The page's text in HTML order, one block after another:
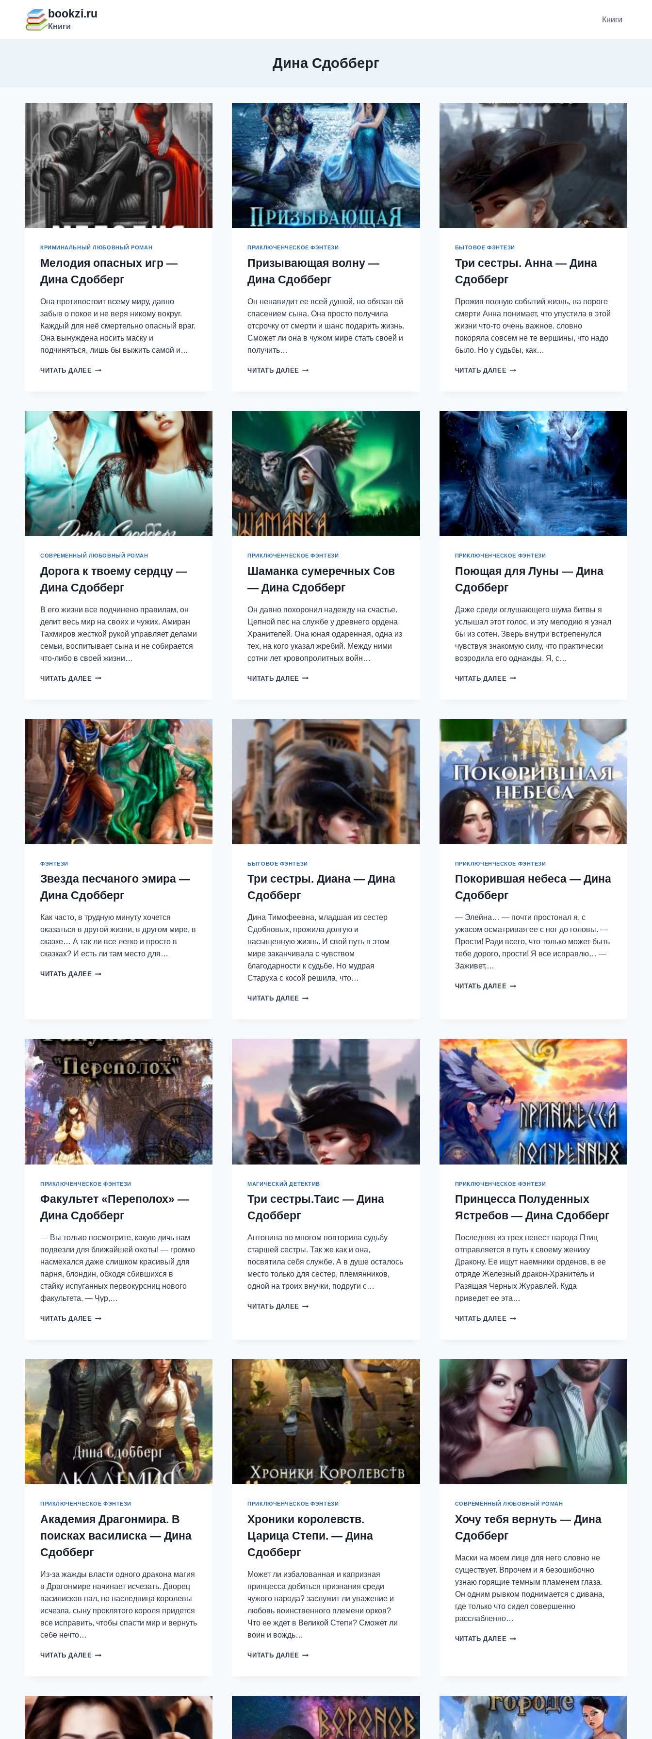
содержимому
bookzi.ru
Книги
Книги
Дина Сдобберг
КРИМИНАЛЬНЫЙ ЛЮБОВНЫЙ РОМАН
Мелодия опасных игр —
Дина Сдобберг
Она противостоит всему миру, давно
забыв о покое и не веря никому вокруг.
Каждый для неё смертельно опасный враг.
Она вынуждена носить маску и
подчиняться, лишь бы выжить самой и…
ЧИТАТЬ ДАЛЕЕ МЕЛОДИЯ
СДОББЕРГ
ПРИКЛЮЧЕНЧЕСКОЕ ФЭНТЕЗИ
Призывающая волну —
Дина Сдобберг
Он ненавидит ее всей душой, но обязан ей
спасением сына. Она просто получила
отсрочку от смерти и шанс подарить жизнь.
Сможет ли она в чужом мире стать своей и
получить…
ЧИТАТЬ ДАЛЕЕ ПРИЗЫВАЮЩАЯ
БЫТОВОЕ ФЭНТЕЗИ
Три сестры. Анна — Дина
Сдобберг
Прожив полную событий жизнь, на пороге
смерти Анна понимает, что упустила в этой
жизни что-то очень важное. словно
покоряла совсем не те вершины, что надо
было. Но у судьбы, как…
ЧИТАТЬ ДАЛЕЕ ТРИ
СДОББЕРГ
СОВРЕМЕННЫЙ ЛЮБОВНЫЙ РОМАН
Дорога к твоему сердцу —
Дина Сдобберг
В его жизни все подчинено правилам, он
делит весь мир на своих и чужих. Амиран
Тахмиров жесткой рукой управляет делами
семьи, воспитывает сына и не собирается
что-либо в своей жизни…
ЧИТАТЬ ДАЛЕЕ ДОРОГА
ДИНА
СДОББЕРГ
ПРИКЛЮЧЕНЧЕСКОЕ ФЭНТЕЗИ
Шаманка сумеречных Сов
— Дина Сдобберг
Он давно похоронил надежду на счастье.
Цепной пес на службе у древнего ордена
Хранителей. Она юная одаренная, одна из
тех, на кого указал жребий. Между ними
сотни лет кровопролитных войн…
ЧИТАТЬ ДАЛЕЕ ШАМАНКА
СДОББЕРГ
ПРИКЛЮЧЕНЧЕСКОЕ ФЭНТЕЗИ
Поющая для Луны — Дина
Сдобберг
Даже среди оглушающего шума битвы я
услышал этот голос, и эту мелодию я узнал
бы из сотен. Зверь внутри встрепенулся
чувствуя знакомую силу, что практически
возродила его однажды. Я, с…
ЧИТАТЬ ДАЛЕЕ ПОЮЩАЯ
СДОББЕРГ
ФЭНТЕЗИ
Звезда песчаного эмира —
Дина Сдобберг
Как часто, в трудную минуту хочется
оказаться в другой жизни, в другом мире, в
сказке… А так ли все легко и просто в
сказках? И есть ли там место для…
ЧИТАТЬ ДАЛЕЕ ЗВЕЗДА
БЫТОВОЕ ФЭНТЕЗИ
Три сестры. Диана — Дина
Сдобберг
Дина Тимофеевна, младшая из сестер
Сдобновых, прожила долгую и
насыщенную жизнь. И свой путь в этом
мире заканчивала с чувством
благодарности к судьбе. Но мудрая
Старуха с косой решила, что…
ЧИТАТЬ ДАЛЕЕ ТРИ
СДОББЕРГ
ПРИКЛЮЧЕНЧЕСКОЕ ФЭНТЕЗИ
Покорившая небеса — Дина
Сдобберг
— Элейна… — почти простонал я, с
ужасом осматривая ее с ног до головы. —
Прости! Ради всего, что только может быть
тебе дорого, прости! Я все исправлю… —
Заживет,…
ЧИТАТЬ ДАЛЕЕ ПОКОРИВШАЯ
ПРИКЛЮЧЕНЧЕСКОЕ ФЭНТЕЗИ
Факультет «Переполох» —
Дина Сдобберг
— Вы только посмотрите, какую дичь нам
подвезли для ближайшей охоты! — громко
насмехался даже слишком красивый для
парня, блондин, обходя сбившихся в
стайку испуганных первокурсниц нового
факультета. — Чур,…
ЧИТАТЬ ДАЛЕЕ ФАКУЛЬТЕТ
МАГИЧЕСКИЙ ДЕТЕКТИВ
Три сестры.Таис — Дина
Сдобберг
Антонина во многом повторила судьбу
старшей сестры. Так же как и она,
посвятила себя службе. А в душе осталось
место только для сестер, племянников,
одной на троих внучки, подруги с…
ЧИТАТЬ ДАЛЕЕ ТРИ
ПРИКЛЮЧЕНЧЕСКОЕ ФЭНТЕЗИ
Принцесса Полуденных
Ястребов — Дина Сдобберг
Последняя из трех невест народа Птиц
отправляется в путь к своему жениху
Дракону. Ее ищут наемники орденов, в ее
отряде Железный дракон-Хранитель и
Разящая Черных Журавлей. Куда
приведет ее эта…
ЧИТАТЬ ДАЛЕЕ ПРИНЦЕССА
СДОББЕРГ
ПРИКЛЮЧЕНЧЕСКОЕ ФЭНТЕЗИ
Академия Драгонмира. В
поисках василиска — Дина
Сдобберг
Из-за жажды власти одного дракона магия
в Драгонмире начинает исчезать. Дворец
василисков пал, но наследница королевы
исчезла. сыну проклятого короля придется
все исправить, чтобы спасти мир и вернуть
себе нечто…
ЧИТАТЬ ДАЛЕЕ АКАДЕМИЯ
—
ДИНА
ПРИКЛЮЧЕНЧЕСКОЕ ФЭНТЕЗИ
Хроники королевств.
Царица Степи. — Дина
Сдобберг
Может ли избалованная и капризная
принцесса добиться признания среди
чужого народа? заслужит ли уважение и
любовь воинственного племени орков?
Что ее ждет в Великой Степи? Сможет ли
воин и вождь…
ЧИТАТЬ ДАЛЕЕ ХРОНИКИ
ДИНА
СДОББЕРГ
СОВРЕМЕННЫЙ ЛЮБОВНЫЙ РОМАН
Хочу тебя вернуть — Дина
Сдобберг
Маски на моем лице для него словно не
существует. Впрочем и я безошибочно
узнаю горящие темным пламенем глаза.
Он одним рывком поднимается с дивана,
где только что сидел совершенно
расслабленно…
ЧИТАТЬ ДАЛЕЕ ХОЧУ